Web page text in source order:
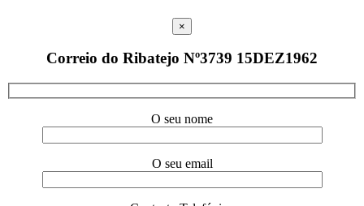
×
Correio do Ribatejo Nº3739 15DEZ1962
O seu nome
O seu email